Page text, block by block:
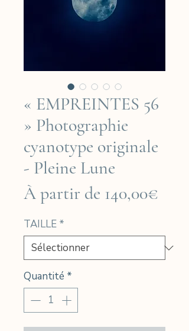
« EMPREINTES 56
» Photographie
cyanotype originale
- Pleine Lune
À partir de 140,00€
TAILLE *
Quantité *